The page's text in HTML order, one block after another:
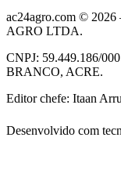
ac24agro.com © 2026
AGRO LTDA.
CNPJ: 59.449.186/
BRANCO, ACRE.
Editor chefe: Itaan
Desenvolvido com